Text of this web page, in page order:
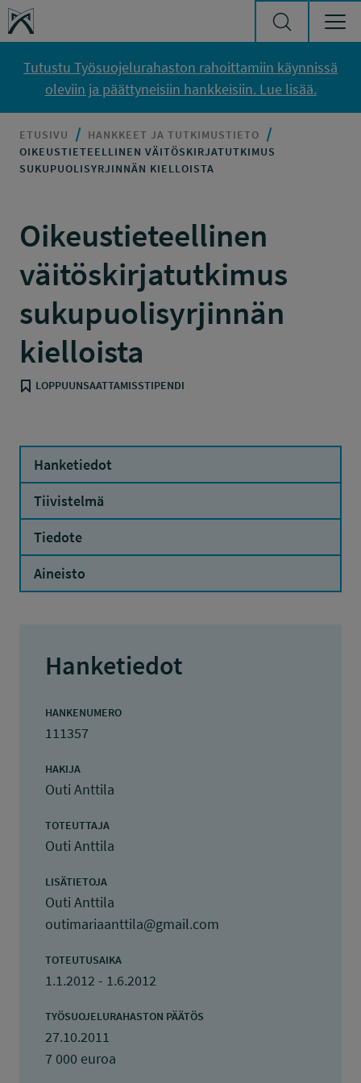
Siirry sisältöön
Työsuojelurahasto
Tutustu Työsuojelurahaston rahoittamiin käynnissä
oleviin ja päättyneisiin hankkeisiin. Lue lisää.
ETUSIVU
HANKKEET JA TUTKIMUSTIETO
OIKEUSTIETEELLINEN VÄITÖSKIRJATUTKIMUS
SUKUPUOLISYRJINNÄN KIELLOISTA
Oikeustieteellinen
väitöskirjatutkimus
sukupuolisyrjinnän
kielloista
LOPPUUNSAATTAMISSTIPENDI
Hanketiedot
Tiivistelmä
Tiedote
Aineisto
Hanketiedot
HANKENUMERO
111357
HAKIJA
Outi Anttila
TOTEUTTAJA
Outi Anttila
LISÄTIETOJA
Outi Anttila
outimariaanttila@gmail.com
TOTEUTUSAIKA
1.1.2012 - 1.6.2012
TYÖSUOJELURAHASTON PÄÄTÖS
27.10.2011
7 000 euroa